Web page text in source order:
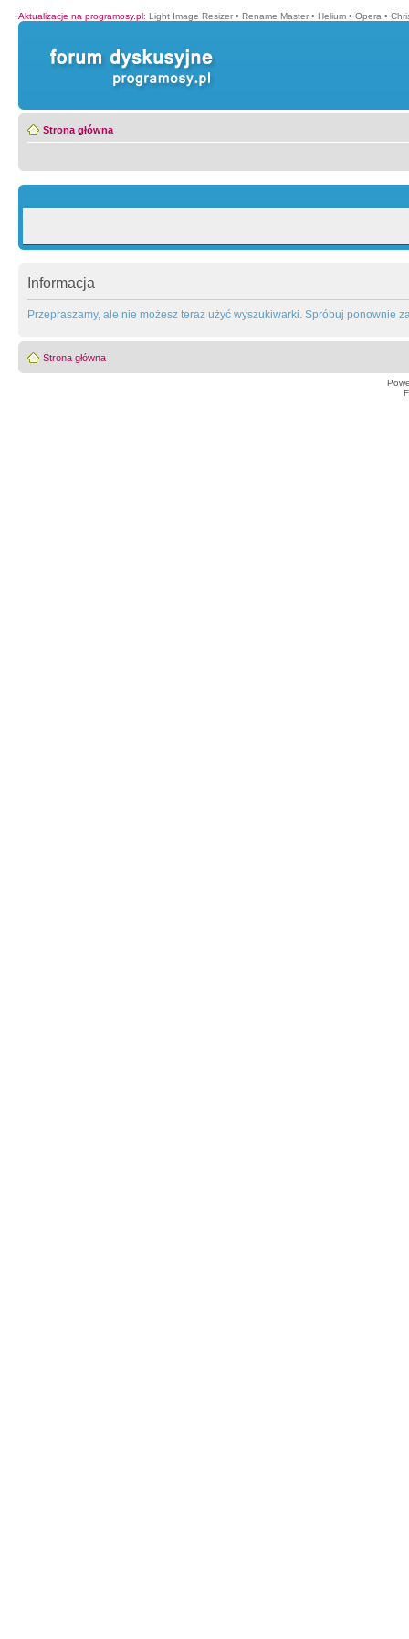
Aktualizacje na programosy.pl: Light Image Resizer • Rename Master • Helium • Opera •
Strona główna
Informacja
Przepraszamy, ale nie możesz teraz użyć wyszukiwarki. Spróbuj ponownie
Strona główna